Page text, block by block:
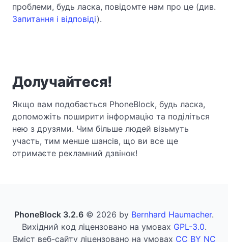
проблеми, будь ласка, повідомте нам про це (див.
Запитання і відповіді).
Долучайтеся!
Якщо вам подобається PhoneBlock, будь ласка,
допоможіть поширити інформацію та поділіться
нею з друзями. Чим більше людей візьмуть
участь, тим менше шансів, що ви все ще
отримаєте рекламний дзвінок!
PhoneBlock 3.2.6 © 2026 by Bernhard Haumacher.
Вихідний код ліцензовано на умовах GPL-3.0.
Вміст веб-сайту ліцензовано на умовах CC BY NC